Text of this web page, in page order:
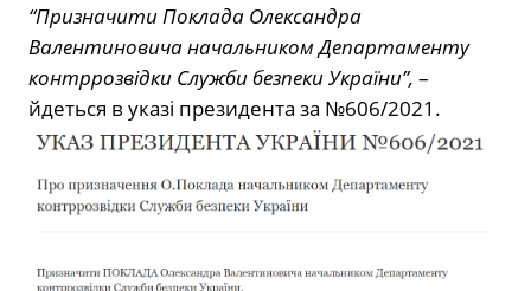
“Призначити Поклада Олександра
Валентиновича начальником Департаменту
контррозвідки Служби безпеки України”, –
йдеться в указі президента за №606/2021.